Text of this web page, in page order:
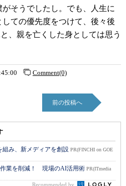
そうでしたし。でも、人生に
ての優先度をつけて、後々後
、親を亡くした身としては思う
Comment(0)
前の投稿へ
組み、新メディアを創設 PR(FINCHI on GOE
作業を削減！ 現場のAI活用術 PR(ITmedia
Recommended by